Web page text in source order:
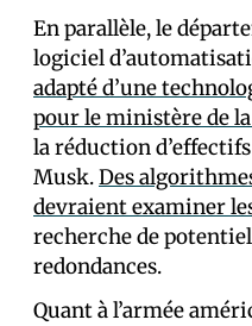
En parallèle, le
logiciel
adapté d’une
pour le ministère de
la réduction
Musk.Des
devraient examiner
recherche de
redondances.
Quant à l’armée